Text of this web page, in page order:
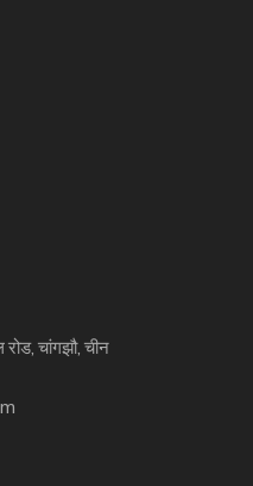
रोड, चांगझौ, चीन